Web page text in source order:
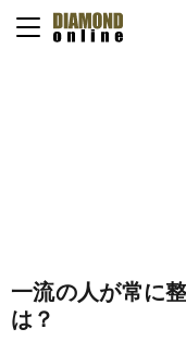
一流の人が常に
は？